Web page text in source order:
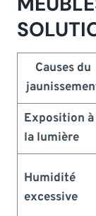
Causes du
Exposition à
la lumière
Humidité
excessive